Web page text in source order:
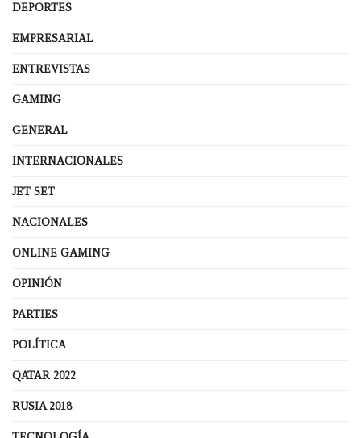
DEPORTES
EMPRESARIAL
ENTREVISTAS
GAMING
GENERAL
INTERNACIONALES
JET SET
NACIONALES
ONLINE GAMING
OPINIÓN
PARTIES
POLÍTICA
QATAR 2022
RUSIA 2018